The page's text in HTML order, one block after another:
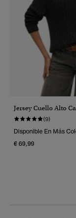
Jersey Cuello Alto
(9)
Disponible En Más
€ 69,99